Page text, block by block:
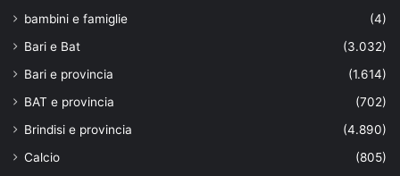
bambini e famiglie
(4)
Bari e Bat
(3.032)
Bari e provincia
(1.614)
BAT e provincia
(702)
Brindisi e provincia
(4.890)
Calcio
(805)